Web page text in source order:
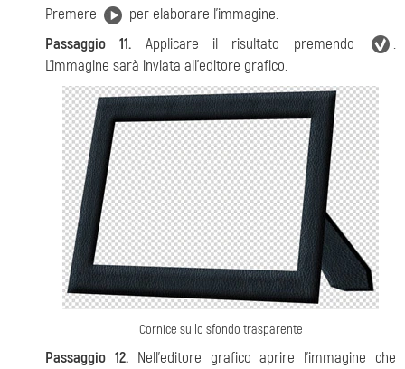
Premere
per elaborare l’immagine.
Passaggio 11. Applicare il risultato premendo
.
L’immagine sarà inviata all’editore grafico.
Cornice sullo sfondo trasparente
Passaggio 12.Nell’editore grafico aprire l’immagine che